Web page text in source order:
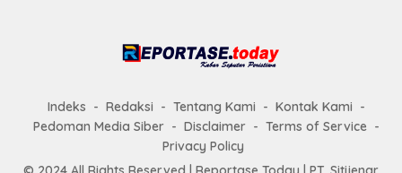
Indeks Redaksi Tentang Kami
Kontak Kami
Pedoman Media Siber
Disclaimer
Terms of Service
Privacy Policy